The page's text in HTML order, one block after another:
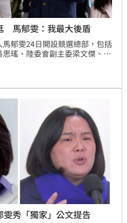
馬郁雯：我最大後盾
郁雯24日開設競選總部，包括
瑤、陸委會副主委梁文傑、政
參選人陳又新等皆出席。馬郁
最大的後盾，我知道他會一直
我身旁」。
秀「獨家」公文提告